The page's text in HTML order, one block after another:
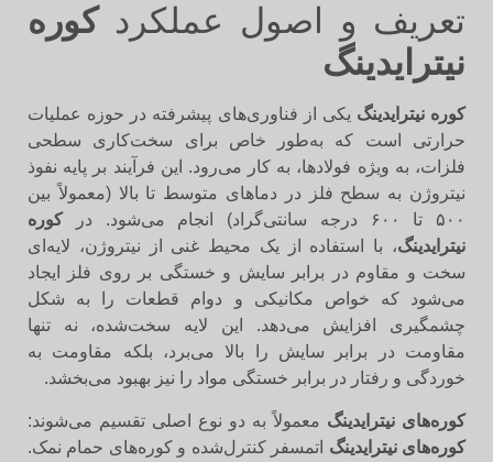
تعریف و اصول عملکرد کوره
نیترایدینگ
کوره نیترایدینگیکی از فناوری‌های پیشرفته در حوزه عملیات
حرارتی است که به‌طور خاص برای سخت‌کاری سطحی
فلزات، به ویژه فولادها، به کار می‌رود. این فرآیند بر پایه نفوذ
نیتروژن به سطح فلز در دماهای متوسط تا بالا (معمولاً بین
۵۰۰ تا ۶۰۰ درجه سانتی‌گراد) انجام می‌شود. در
کوره
نیترایدینگ، با استفاده از یک محیط غنی از نیتروژن، لایه‌ای
سخت و مقاوم در برابر سایش و خستگی بر روی فلز ایجاد
می‌شود که خواص مکانیکی و دوام قطعات را به شکل
چشمگیری افزایش می‌دهد. این لایه سخت‌شده، نه تنها
مقاومت در برابر سایش را بالا می‌برد، بلکه مقاومت به
خوردگی و رفتار در برابر خستگی مواد را نیز بهبود می‌بخشد.
کوره‌های نیترایدینگمعمولاً به دو نوع اصلی تقسیم می‌شوند:
کوره‌های نیترایدینگاتمسفر کنترل‌شده و کوره‌های حمام نمک.